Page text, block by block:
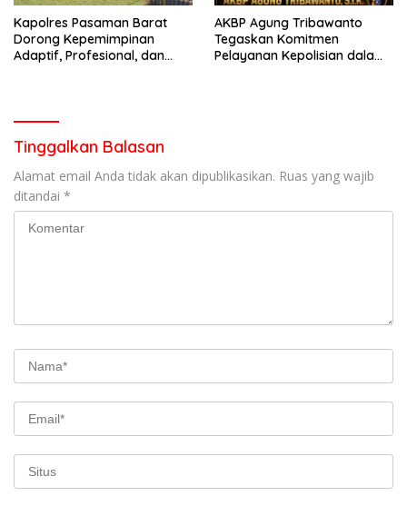
Kapolres Pasaman Barat
Dorong Kepemimpinan
Adaptif, Profesional, dan
AKBP Agung Tribawanto
Tegaskan Komitmen
Pelayanan Kepolisian dalam
Tinggalkan Balasan
Alamat email Anda tidak akan dipublikasikan. Ruas yang wajib
ditandai *